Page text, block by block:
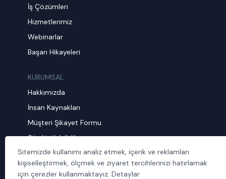
İş Çözümleri
Hizmetlerimiz
Webinarlar
Başarı Hikayeleri
KURUMSAL
Hakkımızda
İnsan Kaynakları
Müşteri Şikayet Formu
Sürdürülebilirlik
Politika ve Prosedürler
İletişim
Sitemizde kullanımı analiz etmek, içerik ve reklamları
kişiselleştirmek, ölçmek ve ziyaret tercihlerinizi hatırlamak
için çerezler kullanmaktayız. Detaylar